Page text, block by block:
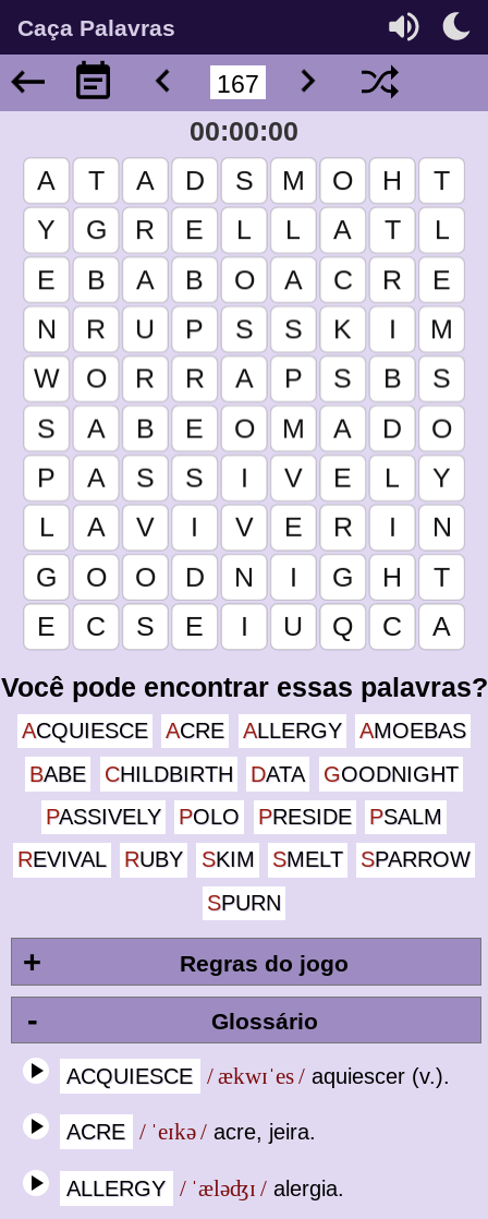
Caça Palavras
00:00:00
Você pode encontrar essas palavras?
ACQUIESCE ACRE ALLERGY
AMOEBAS
BABE
CHILDBIRTH DATA
GOODNIGHT
PASSIVELY
POLO PRESIDE
PSALM
REVIVAL
RUBY SKIM SMELT
SPARROW
SPURN
+ Regras do jogo
- Glossário
ACQUIESCE / ækwɪˈes / aquiescer (v.).
ACRE / ˈeɪkə / acre, jeira.
ALLERGY / ˈæləʤɪ / alergia.